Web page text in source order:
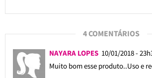
4 COMENTÁRIOS
NAYARA LOPES 10/01/2018 -
Muito bom esse produto..Uso e